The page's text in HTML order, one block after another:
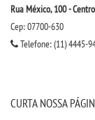
Rua México, 100 -
Cep: 07700-630
Telefone: (11) 4445-
CURTA NOSSA